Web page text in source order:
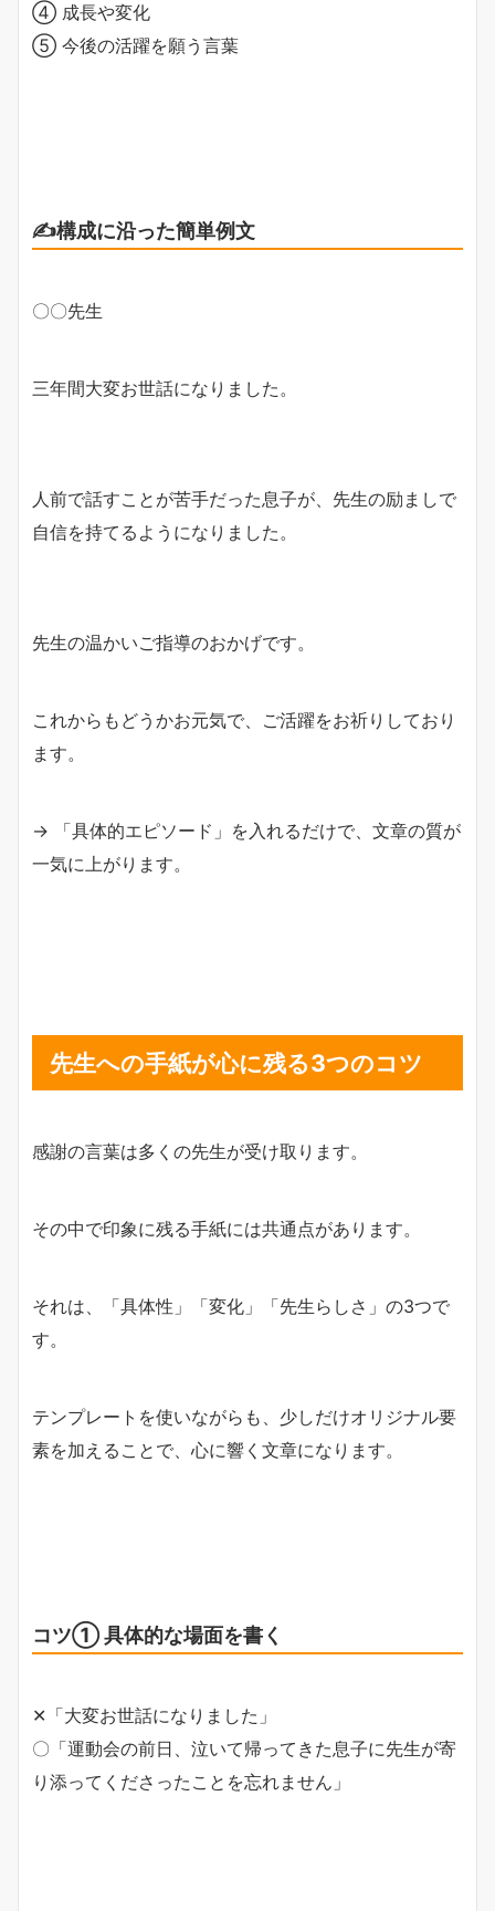
④ 成長や変化
⑤ 今後の活躍を願う言葉
✍️構成に沿った簡単例文
〇〇先生
三年間大変お世話になりました。
人前で話すことが苦手だった息子が、先生の励ましで
自信を持てるようになりました。
先生の温かいご指導のおかげです。
これからもどうかお元気で、ご活躍をお祈りしており
ます。
→ 「具体的エピソード」を入れるだけで、文章の質が
一気に上がります。
先生への手紙が心に残る3つのコツ
感謝の言葉は多くの先生が受け取ります。
その中で印象に残る手紙には共通点があります。
それは、「具体性」「変化」「先生らしさ」の3つで
す。
テンプレートを使いながらも、少しだけオリジナル要
素を加えることで、心に響く文章になります。
コツ① 具体的な場面を書く
✕「大変お世話になりました」
〇「運動会の前日、泣いて帰ってきた息子に先生が寄
り添ってくださったことを忘れません」